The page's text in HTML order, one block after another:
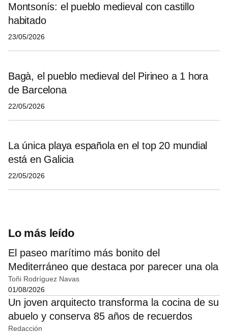
Montsonís: el pueblo medieval con castillo
habitado
23/05/2026
Bagà, el pueblo medieval del Pirineo a 1 hora
de Barcelona
22/05/2026
La única playa española en el top 20 mundial
está en Galicia
22/05/2026
Lo más leído
El paseo marítimo más bonito del
Mediterráneo que destaca por parecer una ola
Toñi Rodríguez Navas
01/08/2026
Un joven arquitecto transforma la cocina de su
abuelo y conserva 85 años de recuerdos
Redacción